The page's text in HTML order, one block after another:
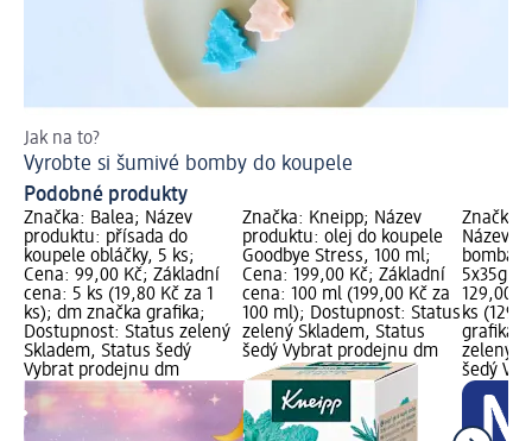
Jak na to?
Vyrobte si šumivé bomby do koupele
Podobné produkty
Značka: Balea; Název
produktu: přísada do
koupele obláčky, 5 ks;
Cena: 99,00 Kč; Základní
cena: 5 ks (19,80 Kč za 1
ks); dm značka grafika;
Dostupnost: Status zelený
Skladem, Status šedý
Vybrat prodejnu dm
Značka: Kneipp; Název
produktu: olej do koupele
Goodbye Stress, 100 ml;
Cena: 199,00 Kč; Základní
cena: 100 ml (199,00 Kč za
100 ml); Dostupnost: Status
zelený Skladem, Status
šedý Vybrat prodejnu dm
Značka:
Název
bomba
5x35g,
129,00
ks
grafika;
zelený
šedý